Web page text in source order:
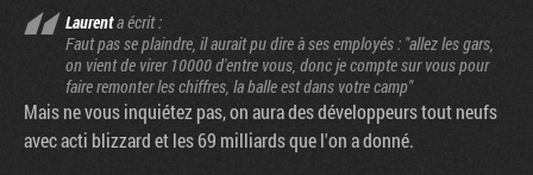
Laurenta écrit :
Faut pas se plaindre, il aurait pu dire à ses employés : "allez les gars,
on vient de virer 10000 d'entre vous, donc je compte sur vous pour
faire remonter les chiffres, la balle est dans votre camp"
Mais ne vous inquiétez pas, on aura des développeurs tout neufs
avec acti blizzard et les 69 milliards que l'on a donné.